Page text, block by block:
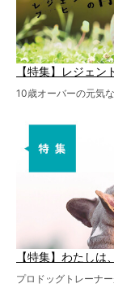
【特集】レジェ
10歳オーバーの元気
【特集】わたしは
プロドッグトレーナ